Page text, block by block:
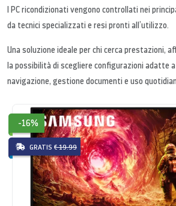
I PC ricondizionati vengono controllati nei
da tecnici specializzati e resi pronti all’utilizzo.
Una soluzione ideale per chi cerca prestazioni,
la possibilità di scegliere configurazioni adatte
navigazione, gestione documenti e uso
-16%
GRATIS € 19.99